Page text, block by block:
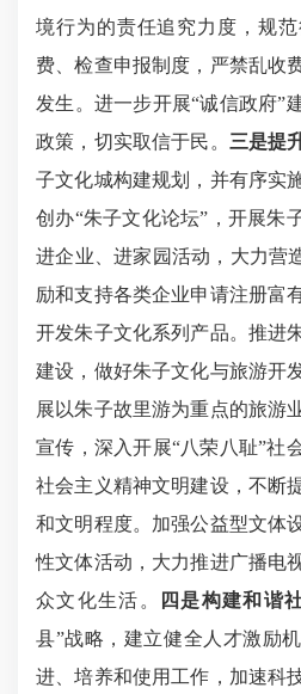
境行为的责任追究力度，规
费、检查申报制度，严禁乱收
发生。进一步开展“诚信政府”
政策，切实取信于民。 三是提
子文化城构建规划，并有序实
创办“朱子文化论坛”，开展朱
进企业、进家园活动，大力营
励和支持各类企业申请注册富
开发朱子文化系列产品。推进
建设，做好朱子文化与旅游开
展以朱子故里游为重点的旅游
宣传，深入开展“八荣八耻”社
社会主义精神文明建设，不断
和文明程度。 加强公益型文体
性文体活动，大力推进广播电
众文化生活。 四是构建和谐
县”战略， 建立健全人才激励
进、培养和使用工作，加速科